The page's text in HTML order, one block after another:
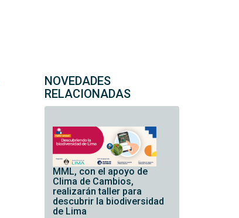
NOVEDADES
RELACIONADAS
MML, con el apoyo de
Clima de Cambios,
realizarán taller para
descubrir la biodiversidad
de Lima